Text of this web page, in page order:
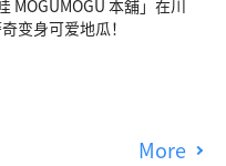
MOGUMOGU 本舖」在川
变身可爱地瓜！
More